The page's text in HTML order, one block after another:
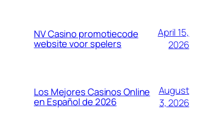
NV Casino promotiecode
website voor spelers
April 15,
2026
Los Mejores Casinos Online
en Español de 2026
August
3, 2026